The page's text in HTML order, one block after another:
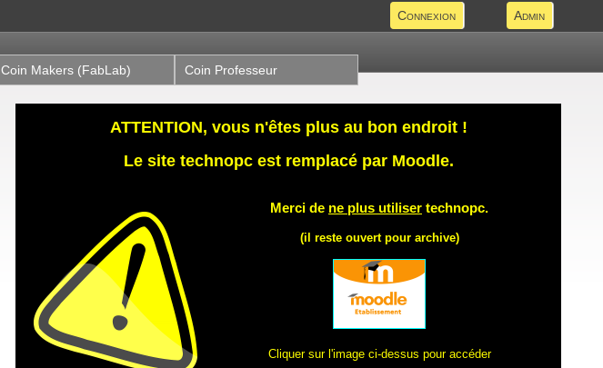
Coin Makers (FabLab) Coin Professeur
ATTENTION, vous n'êtes plus au bon endroit !
Le site technopc est remplacé par Moodle.
Merci de ne plus utiliser technopc.
(il reste ouvert pour archive)
Cliquer sur l'image ci-dessus pour accéder
Admin
Connexion